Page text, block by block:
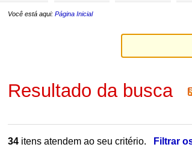
Você está aqui: Página Inicial
Resultado da busca
34 itens atendem ao seu critério.
Filtrar